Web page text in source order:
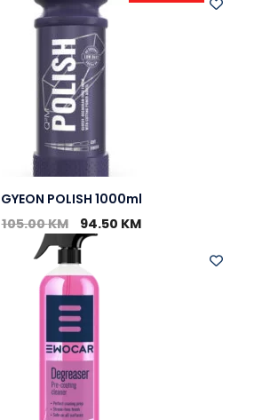
GYEON POLISH 1000ml
105.00KM 94.50 KM